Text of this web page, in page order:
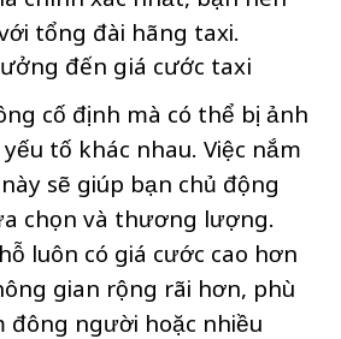
tổng đài hãng taxi.
đến giá cước taxi
cố định mà có thể bị ảnh
tố khác nhau. Việc nắm
sẽ giúp bạn chủ động
chọn và thương lượng.
luôn có giá cước cao hơn
gian rộng rãi hơn, phù
đông người hoặc nhiều